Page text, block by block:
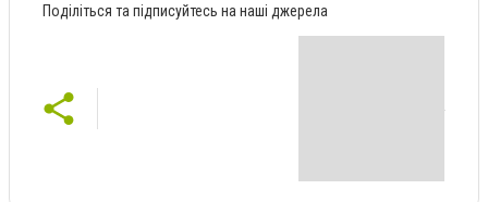
Поділіться та підписуйтесь на наші джерела